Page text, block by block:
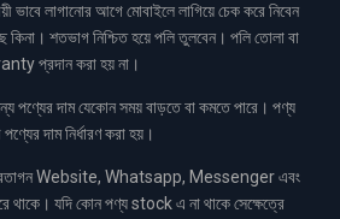
লাগানোর আগে মোবাইলে লাগিয়ে চেক করে নিবেন
কিনা। শতভাগ নিশ্চিত হয়ে পলি তুলবেন। পলি তোলা বা
প্রদান করা হয় না।
পণ্যের দাম যেকোন সময় বাড়তে বা কমতে পারে। পণ্য
দাম নির্ধারণ করা হয়।
Website, Whatsapp, Messenger এবং
থাকে। যদি কোন পণ্য stock এ না থাকে সেক্ষেত্রে